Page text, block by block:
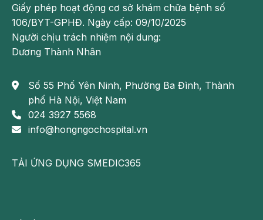
Giấy phép hoạt động cơ sở khám chữa bệnh số
106/BYT-GPHĐ. Ngày cấp: 09/10/2025
Người chịu trách nhiệm nội dung:
Dương Thành Nhân
Số 55 Phố Yên Ninh, Phường Ba Đình, Thành
phố Hà Nội, Việt Nam
024 3927 5568
info@hongngochospital.vn
TẢI ỨNG DỤNG SMEDIC365